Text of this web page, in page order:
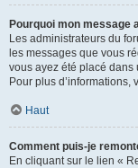
Pourquoi mon message
Les administrateurs du
les messages que vous
vous ayez été placé dans
Pour plus
Haut
Comment puis-je
En cliquant sur le lien «